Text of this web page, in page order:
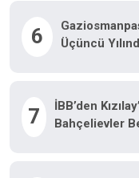
6
Üçüncü
7
İBB’den
Bahçelievler